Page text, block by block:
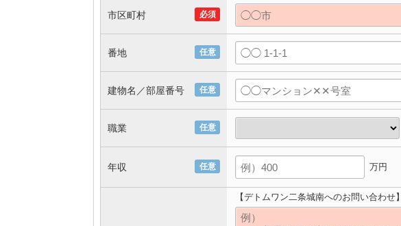
必須
市区町村
任意
番地
任意
建物名／部屋番号
任意
職業
任意
年収 万円
【デトムワン二条城南へのお問い合わせ